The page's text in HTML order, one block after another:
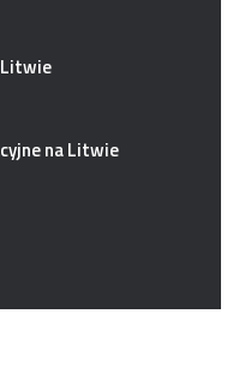
na Litwie